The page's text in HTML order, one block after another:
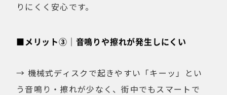
りにくく安心です。
■メリット③｜音鳴りや擦れが発生しにくい
→ 機械式ディスクで起きやすい「キーッ」とい
う音鳴り・擦れが少なく、街中でもスマートで